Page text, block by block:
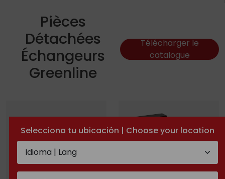
Selecciona tu ubicación | Choose your location
Pièces
Détachées
Échangeurs
Greenline
Télécharger le
catalogue